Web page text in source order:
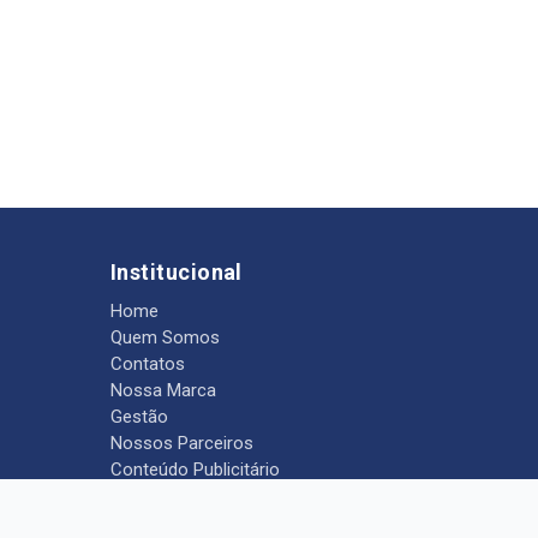
Institucional
Home
Quem Somos
Contatos
Nossa Marca
Gestão
Nossos Parceiros
Conteúdo Publicitário